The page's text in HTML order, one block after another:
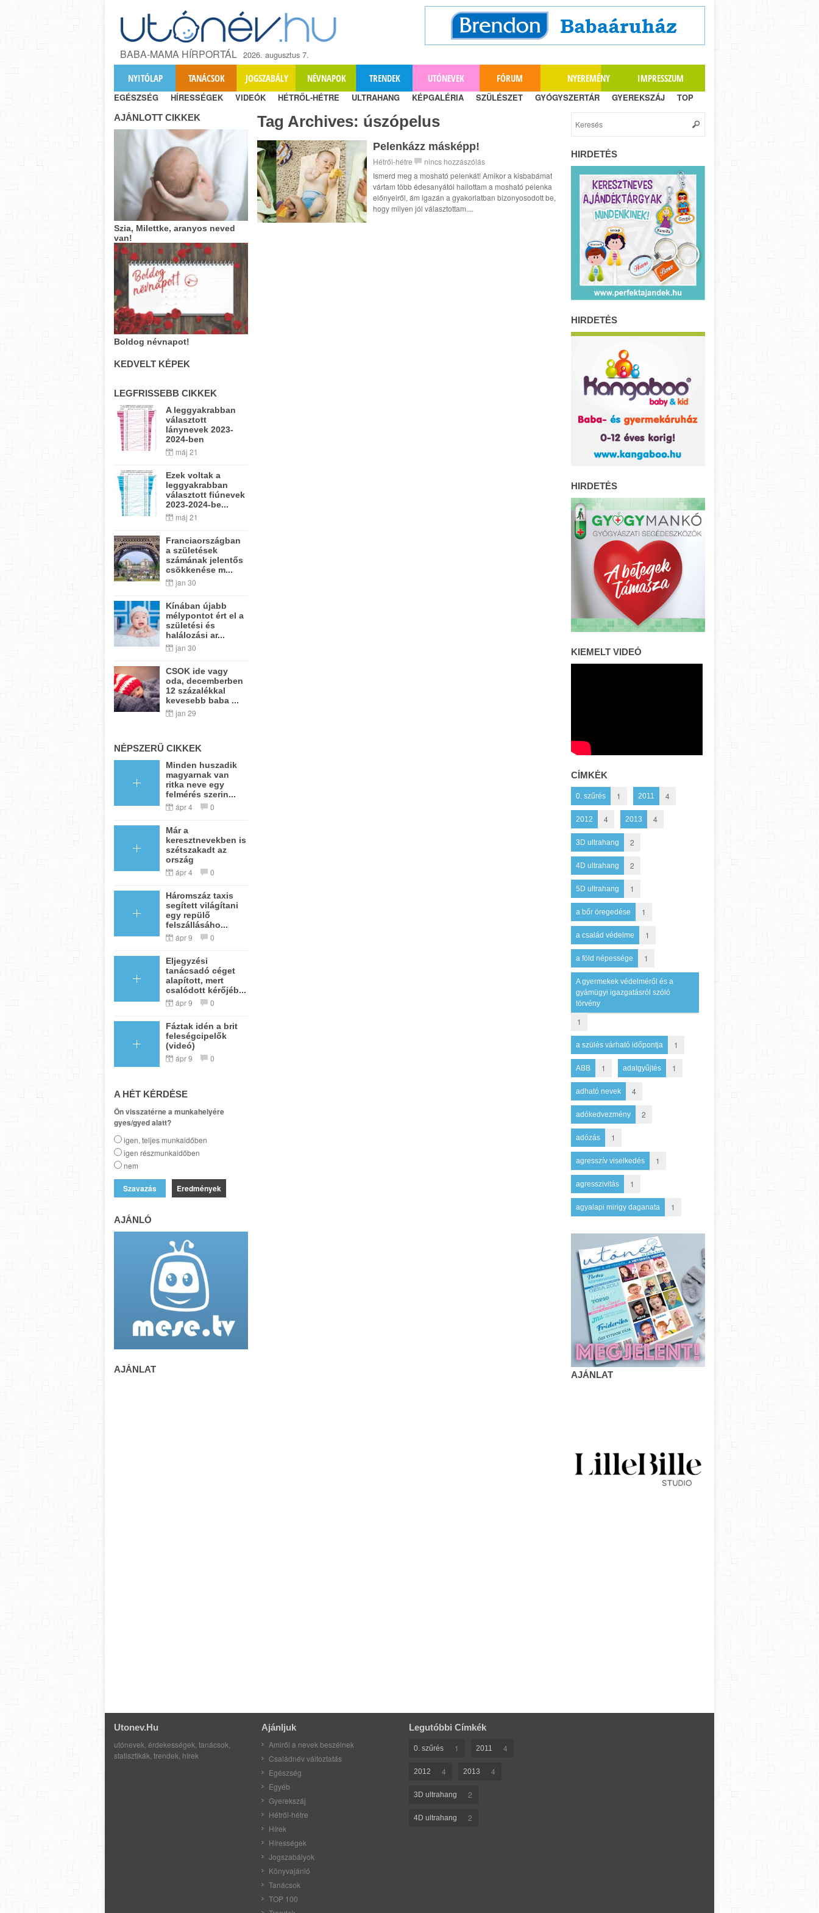
BABA-MAMA HÍRPORTÁL 2026. augusztus 7.
NYITÓLAP TANÁCSOK JOGSZABÁLY NÉVNAPOK TRENDEK UTÓNEVEK FÓRUM NYEREMÉNY IMPRESSZUM
EGÉSZSÉG HÍRESSÉGEK VIDEÓK HÉTRŐL-HÉTRE ULTRAHANG KÉPGALÉRIA SZÜLÉSZET GYÓGYSZERTÁR GYEREKSZÁJ TOP
Tag Archives: úszópelus
Pelenkázz másképp!
Hétről-hétre
nincs hozzászólás
Ismerd meg a mosható pelenkát! Amikor a kisbabámat
vártam több édesanyától hallottam a mosható pelenka
előnyeiről, ám igazán a gyakorlatban bizonyosodott be,
hogy milyen jól választottam....
AJÁNLOTT CIKKEK
Szia, Milettke, aranyos neved
van!
Boldog névnapot!
KEDVELT KÉPEK
LEGFRISSEBB CIKKEK
A leggyakrabban
választott
lánynevek 2023-
2024-ben
máj 21
Ezek voltak a
leggyakrabban
választott fiúnevek
2023-2024-be...
máj 21
Franciaországban
a születések
számának jelentős
csökkenése m...
jan 30
Kínában újabb
mélypontot ért el a
születési és
halálozási ar...
jan 30
CSOK ide vagy
oda, decemberben
12 százalékkal
kevesebb baba ...
jan 29
NÉPSZERŰ CIKKEK
Minden huszadik
magyarnak van
ritka neve egy
felmérés szerin...
ápr 4 0
Már a
keresztnevekben is
szétszakadt az
ország
ápr 4 0
Háromszáz taxis
segített világítani
egy repülő
felszállásáho...
ápr 9 0
Eljegyzési
tanácsadó céget
alapított, mert
csalódott kérőjéb...
ápr 9 0
Fáztak idén a brit
feleségcipelők
(videó)
ápr 9 0
A HÉT KÉRDÉSE
Ön visszatérne a munkahelyére
gyes/gyed alatt?
igen, teljes munkaidőben
igen részmunkaidőben
nem
Eredmények
AJÁNLÓ
AJÁNLAT
HIRDETÉS
HIRDETÉS
HIRDETÉS
KIEMELT VIDEÓ
CÍMKÉK
0. szűrés 1 2011 4
2012 4 2013 4
3D ultrahang 2
4D ultrahang 2
5D ultrahang 1
a bőr öregedése 1
a család védelme 1
a föld népessége 1
A gyermekek védelméről és a
gyámügyi igazgatásról szóló
törvény
1
a szülés várható időpontja 1
ABB 1 adatgyűjtés 1
adható nevek 4
adókedvezmény 2
adózás 1
agresszív viselkedés 1
agresszivitás 1
agyalapi mirigy daganata 1
AJÁNLAT
Utonev.hu
utónevek, érdekességek, tanácsok,
statisztikák, trendek, hírek
Ajánljuk
Amiről a nevek beszélnek
Családnév változtatás
Egészség
Egyéb
Gyerekszáj
Hétről-hétre
Hírek
Hírességek
Jogszabályok
Könyvajánló
Tanácsok
TOP 100
Legutóbbi Címkék
0. szűrés 1 2011 4
2012 4 2013 4
3D ultrahang 2
4D ultrahang 2